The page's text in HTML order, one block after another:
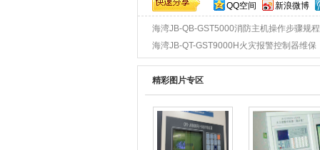
QQ空间 新浪微博
海湾JB-QB-GST5000消防主机操作步骤规程
海湾JB-QT-GST9000H火灾报警控制器维保
精彩图片专区